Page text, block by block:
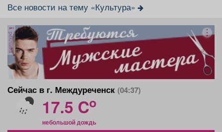
Все новости на тему «Культура»
реклама
Сейчас в г. Междуреченск (04:37)
17.5 Co
небольшой дождь